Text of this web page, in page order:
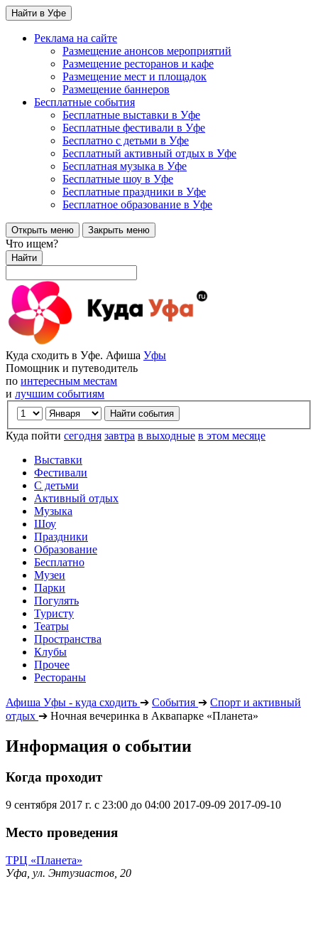
Найти в Уфе
Реклама на сайте
Размещение анонсов мероприятий
Размещение ресторанов и кафе
Размещение мест и площадок
Размещение баннеров
Бесплатные события
Бесплатные выставки в Уфе
Бесплатные фестивали в Уфе
Бесплатно с детьми в Уфе
Бесплатный активный отдых в Уфе
Бесплатная музыка в Уфе
Бесплатные шоу в Уфе
Бесплатные праздники в Уфе
Бесплатное образование в Уфе
Открыть меню Закрыть меню
Что ищем?
Найти
Куда сходить в Уфе. Афиша Уфы
Помощник и путеводитель
по интересным местам
и лучшим событиям
Куда пойти сегодня завтра в выходные в этом месяце
Выставки
Фестивали
С детьми
Активный отдых
Музыка
Шоу
Праздники
Образование
Бесплатно
Музеи
Парки
Погулять
Туристу
Театры
Пространства
Клубы
Прочее
Рестораны
Афиша Уфы - куда сходить ➔ События ➔ Спорт и активный
отдых ➔ Ночная вечеринка в Аквапарке «Планета»
Информация о событии
Когда проходит
9 сентября 2017 г. с 23:00 до 04:00 2017-09-09 2017-09-10
Место проведения
ТРЦ «Планета»
Уфа, ул. Энтузиастов, 20